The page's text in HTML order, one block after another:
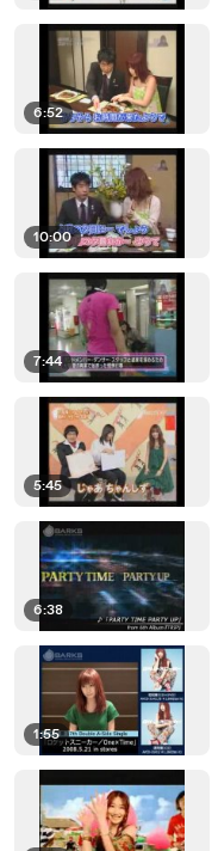
6:52
10:00
7:44
5:45
6:38
1:55